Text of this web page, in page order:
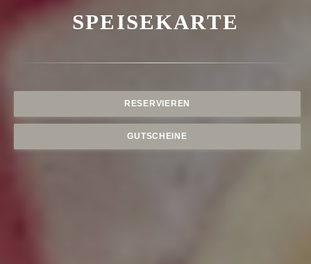
SPEISEKARTE
RESERVIEREN
GUTSCHEINE